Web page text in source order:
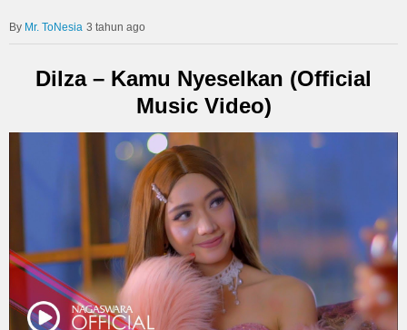
Mr. ToNesia 3 tahun ago
Dilza – Kamu Nyeselkan (Official
Music Video)